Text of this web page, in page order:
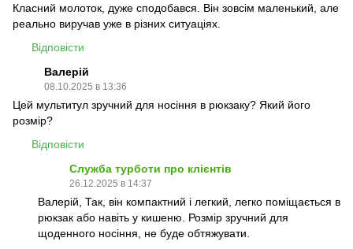
Класний молоток, дуже сподобався. Він зовсім маленький, але
реально виручав уже в різних ситуаціях.
Відповісти
Валерій
08.10.2025 в 13:36
Цей мультитул зручний для носіння в рюкзаку? Який його
розмір?
Відповісти
Служба турботи про клієнтів
26.12.2025 в 14:37
Валерій, Так, він компактний і легкий, легко поміщається в
рюкзак або навіть у кишеню. Розмір зручний для
щоденного носіння, не буде обтяжувати.